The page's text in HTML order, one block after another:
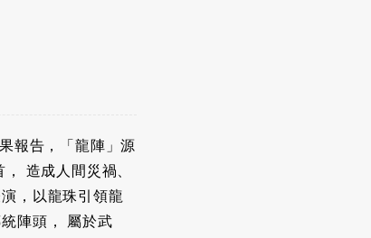
報告，「龍陣」源
造成人間災禍、
，以龍珠引領龍
陣頭， 屬於武